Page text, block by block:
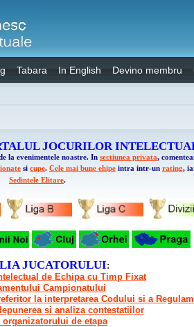
Tabara In English Devino membru
JOCURILOR
la evenimentele noastre. In sectiunea privata,
si cupe. Cele mai bune ehipe intra intr-un rating,
Sedintele Elitare.
JUCATORULUI:
de Echipa cu Timp Fixat
Campionatului
la interpretarea Codului si a
si analiza contestatiilor
de etapa